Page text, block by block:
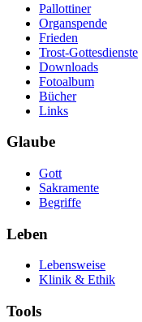
Pallottiner
Organspende
Frieden
Trost-Gottesdienste
Downloads
Fotoalbum
Bücher
Links
Glaube
Gott
Sakramente
Begriffe
Leben
Lebensweise
Klinik & Ethik
Tools